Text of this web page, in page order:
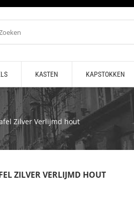
KASTEN KAPSTOKKEN
Zilver Verlijmd hout
ZILVER VERLIJMD HOUT